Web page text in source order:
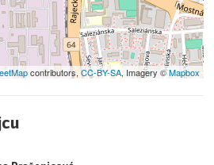
contributors,CC-BY-SA, Imagery ©Mapbox